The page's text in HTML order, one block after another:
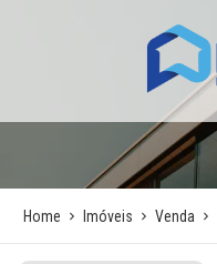
Home Imóveis Venda